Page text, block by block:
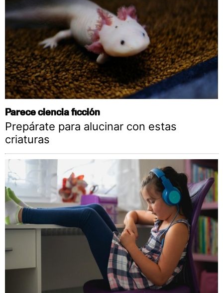
Parece ciencia ficción
Prepárate para alucinar con estas
criaturas